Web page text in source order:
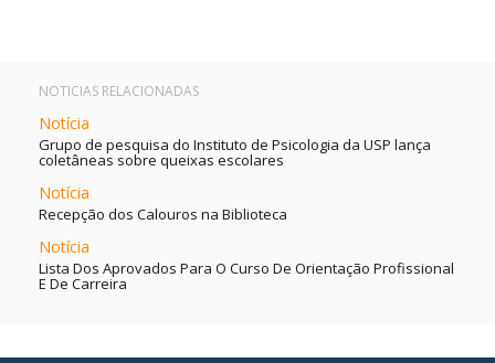
NOTICIAS RELACIONADAS
Notícia
Grupo de pesquisa do Instituto de Psicologia da USP lança
coletâneas sobre queixas escolares
Notícia
Recepção dos Calouros na Biblioteca
Notícia
Lista Dos Aprovados Para O Curso De Orientação Profissional
E De Carreira